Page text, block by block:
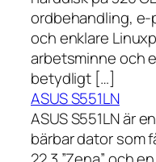
ordbehandling,
och enklare
arbetsminne och
betydligt […]
ASUS S551LN
ASUS S551LN är
bärbar dator som